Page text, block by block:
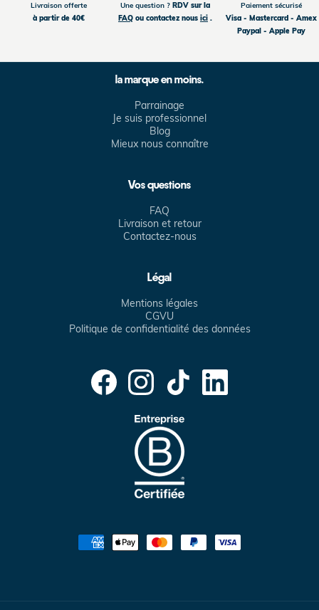
Livraison offerte
à partir de 40€
Une question ?RDV sur la
FAQou contactez nous ici.
Paiement sécurisé
Visa - Mastercard - Amex
Paypal - Apple Pay
la marque en moins.
Parrainage
Je suis professionnel
Blog
Mieux nous connaître
Vos questions
FAQ
Livraison et retour
Contactez-nous
Légal
Mentions légales
CGVU
Politique de confidentialité des données
FacebookInstagramTikTok
Translation
Moyens
de